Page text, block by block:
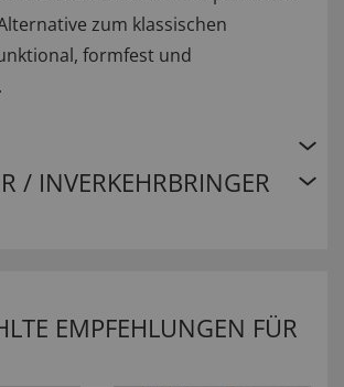
zum klassischen
formfest und
/ INVERKEHRBRINGER
EMPFEHLUNGEN FÜR